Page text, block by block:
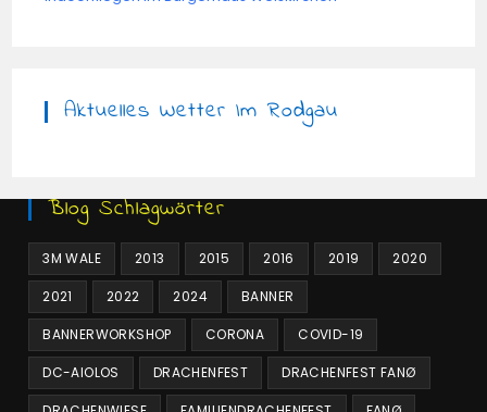
Aktuelles Wetter Im Rodgau
Blog Schlagwörter
3M WALE 2013 2015 2016 2019 2020
2021 2022 2024 BANNER
BANNERWORKSHOP CORONA COVID-19
DC-AIOLOS DRACHENFEST DRACHENFEST FANØ